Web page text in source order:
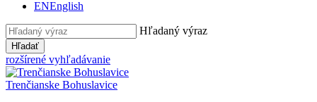
ENEnglish
Hľadaný výraz
Hľadať
rozšírené vyhľadávanie
Trenčianske Bohuslavice